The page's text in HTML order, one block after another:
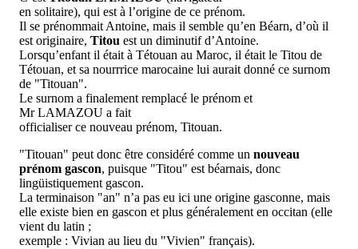
en solitaire), qui est à l’origine de ce prénom.
Il se prénommait Antoine, mais il semble qu’en Béarn, d’où il
est originaire, Titou est un diminutif d’Antoine.
Lorsqu’enfant il était à Tétouan au Maroc, il était le Titou de
Tétouan, et sa nourrrice marocaine lui aurait donné ce surnom
de "Titouan".
Le surnom a finalement remplacé le prénom et
Mr LAMAZOU a fait
officialiser ce nouveau prénom, Titouan.
"Titouan" peut donc être considéré comme un nouveau
prénom gascon, puisque "Titou" est béarnais, donc
lingüistiquement gascon.
La terminaison "an" n’a pas eu ici une origine gasconne, mais
elle existe bien en gascon et plus généralement en occitan (elle
vient du latin ;
exemple : Vivian au lieu du "Vivien" français).